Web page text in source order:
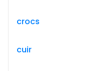
crocs
cuir